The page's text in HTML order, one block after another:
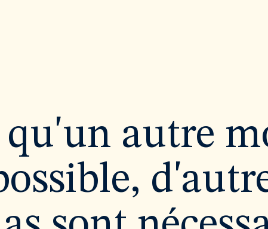
qu'un autre